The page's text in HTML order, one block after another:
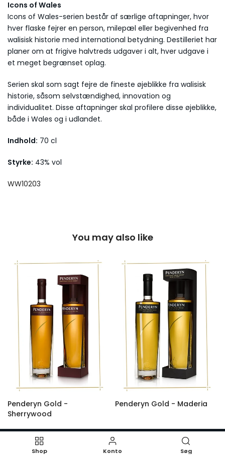
Icons of Wales
Icons of Wales-serien består af særlige aftapninger, hvor
hver flaske fejrer en person, milepæl eller begivenhed fra
walisisk historie med international betydning. Destilleriet har
planer om at frigive halvtreds udgaver i alt, hver udgave i
et meget begrænset oplag.
Serien skal som sagt fejre de fineste øjeblikke fra walisisk
historie, såsom selvstændighed, innovation og
individualitet. Disse aftapninger skal profilere disse øjeblikke,
både i Wales og i udlandet.
Indhold: 70 cl
Styrke: 43% vol
WW10203
You may also like
Penderyn Gold -
Sherrywood
Penderyn Gold - Maderia
Shop Konto Søg